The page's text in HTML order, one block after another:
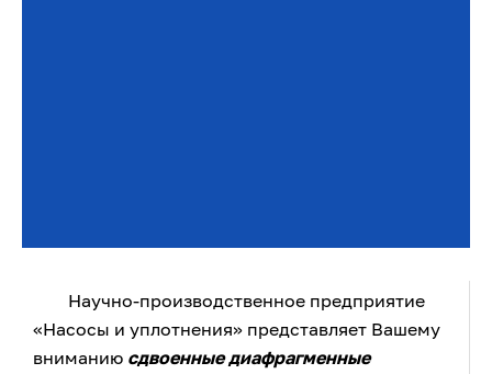
Научно-производственное предприятие
«Насосы и уплотнения» представляет Вашему
вниманию сдвоенные диафрагменные